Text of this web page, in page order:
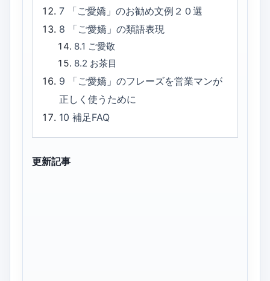
7
「ご愛嬌」のお勧め文例２０選
8
「ご愛嬌」の類語表現
8.1 ご愛敬
8.2 お茶目
9
「ご愛嬌」のフレーズを営業マンが
正しく使うために
10補足FAQ
更新記事